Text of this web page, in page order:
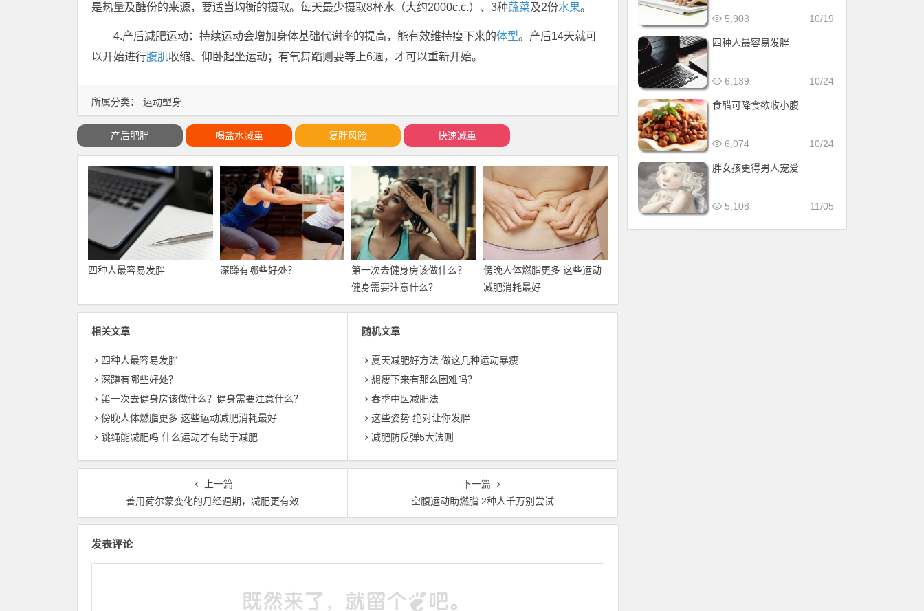
所属分类： 运动塑身
是热量及醣份的来源，要适当均衡的摄取。每天最少摄取8杯水（大约2000c.c.）、3种蔬菜及2份水果。
4.产后减肥运动：持续运动会增加身体基础代谢率的提高，能有效维持瘦下来的体型。产后14天就可
以开始进行腹肌收缩、仰卧起坐运动；有氧舞蹈则要等上6週，才可以重新开始。
产后肥胖 喝盐水减重 复胖风险 快速减重
四种人最容易发胖 深蹲有哪些好处？
第一次去健身房该做什么？
健身需要注意什么？
傍晚人体燃脂更多 这些运动
减肥消耗最好
相关文章
四种人最容易发胖
深蹲有哪些好处？
第一次去健身房该做什么？健身需要注意什么？
傍晚人体燃脂更多 这些运动减肥消耗最好
跳绳能减肥吗 什么运动才有助于减肥
随机文章
夏天减肥好方法 做这几种运动暴瘦
想瘦下来有那么困难吗？
春季中医减肥法
这些姿势 绝对让你发胖
减肥防反弹5大法则
上一篇
善用荷尔蒙变化的月经週期，减肥更有效
下一篇
空腹运动助燃脂 2种人千万别尝试
发表评论
10/19
5,903
四种人最容易发胖
10/24
6,139
食醋可降食欲收小腹
10/24
6,074
胖女孩更得男人宠爱
11/05
5,108